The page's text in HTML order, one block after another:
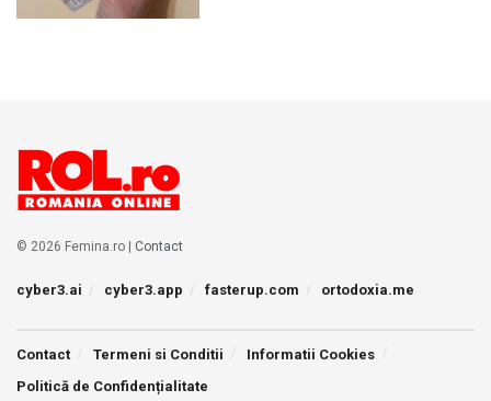
© 2026 Femina.ro | Contact
cyber3.ai cyber3.app fasterup.com ortodoxia.me
Contact Termeni si Conditii
Informatii Cookies
Politică de Confidențialitate